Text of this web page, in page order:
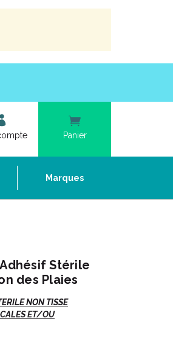
Panier
Marques
Adhésif Stérile
des Plaies
NON TISSE
ET/OU